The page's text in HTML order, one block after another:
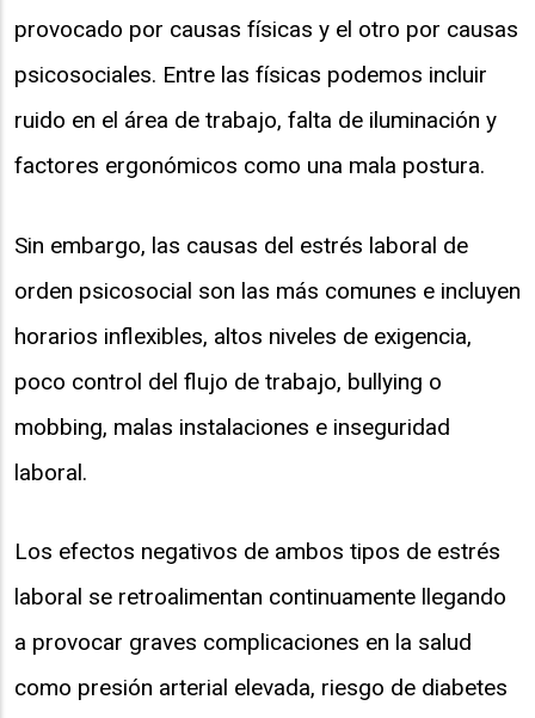
provocado por causas físicas y el otro por causas
psicosociales. Entre las físicas podemos incluir
ruido en el área de trabajo, falta de iluminación y
factores ergonómicos como una mala postura.
Sin embargo, las causas del estrés laboral de
orden psicosocial son las más comunes e incluyen
horarios inflexibles, altos niveles de exigencia,
poco control del flujo de trabajo, bullying o
mobbing, malas instalaciones e inseguridad
laboral.
Los efectos negativos de ambos tipos de estrés
laboral se retroalimentan continuamente llegando
a provocar graves complicaciones en la salud
como presión arterial elevada, riesgo de diabetes